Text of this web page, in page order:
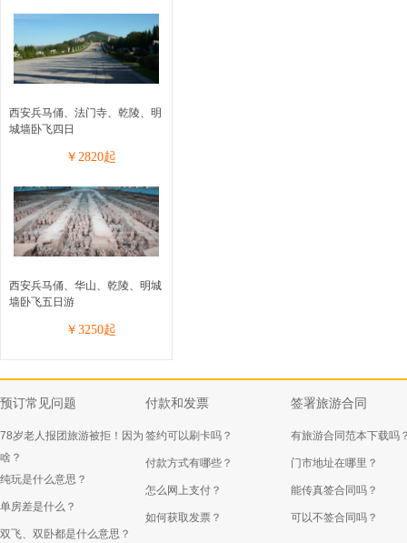
西安兵马俑、法门寺、乾陵、明
城墙卧飞四日
￥ 2820起
西安兵马俑、华山、乾陵、明城
墙卧飞五日游
￥ 3250起
预订常见问题
78岁老人报团旅游被拒！因为
啥？
纯玩是什么意思？
单房差是什么？
双飞、双卧都是什么意思？
付款和发票
签约可以刷卡吗？
付款方式有哪些？
怎么网上支付？
如何获取发票？
签署旅游合同
有旅游合同范本下载吗
门市地址在哪里？
能传真签合同吗？
可以不签合同吗？